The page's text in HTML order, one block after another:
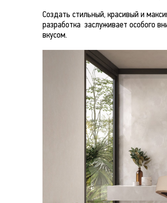
Создать стильный, красивый и
разработка заслуживает особого
вкусом.